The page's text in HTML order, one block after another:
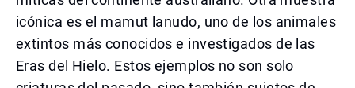
icónica es el mamut lanudo, uno de los animales
extintos más conocidos e investigados de las
Eras del Hielo. Estos ejemplos no son solo